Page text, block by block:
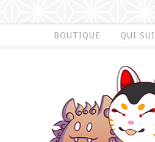
BOUTIQUE QUI